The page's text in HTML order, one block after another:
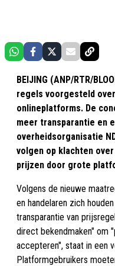
BEIJING (ANP/RTR/
regels voorgesteld
onlineplatforms. De
meer transparantie en
overheidsorganisatie
volgen op klachten
prijzen door grote
Volgens de nieuwe
en handelaren zich
transparantie van
direct bekendmaken" om
accepteren", staat in een
Platformgebruikers